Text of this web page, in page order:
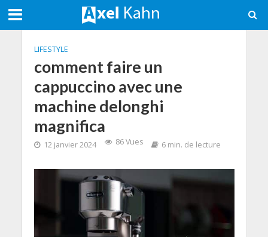
LIFESTYLE
comment faire un
cappuccino avec une
machine delonghi
magnifica
12 janvier 2024 86 Vues 6 min. de lecture